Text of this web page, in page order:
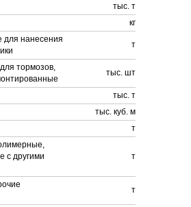
тыс. т
кг
для нанесения
т
тормозов,
тыс. шт
тыс. т
тыс. куб. м
т
с другими
т
т